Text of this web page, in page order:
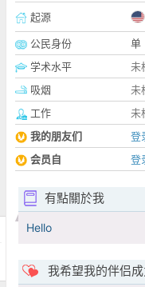
起源
公民身份
单
学术水平
未
吸烟
未
工作
未
我的朋友们
登
会员自
登
有點關於我
Hello
我希望我的伴侣